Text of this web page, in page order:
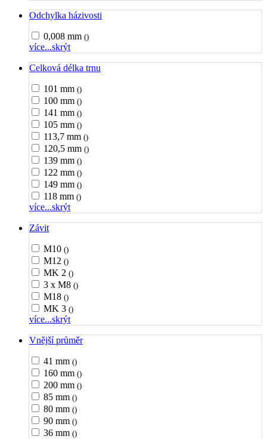
Odchylka házivosti
0,008 mm ()
více...skrýt
Celková délka trnu
101 mm ()
100 mm ()
141 mm ()
105 mm ()
113,7 mm ()
120,5 mm ()
139 mm ()
122 mm ()
149 mm ()
118 mm ()
více...skrýt
Závit
M10 ()
M12 ()
MK 2 ()
3 x M8 ()
M18 ()
MK 3 ()
více...skrýt
Vnější průměr
41 mm ()
160 mm ()
200 mm ()
85 mm ()
80 mm ()
90 mm ()
36 mm ()